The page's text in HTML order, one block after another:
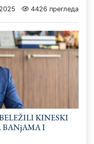
4426 прегледа
KINESKI
BANjAMA I